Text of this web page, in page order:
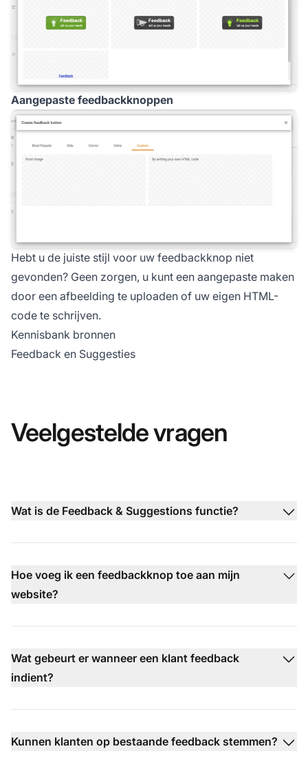
Aangepaste feedbackknoppen
Hebt u de juiste stijl voor uw feedbackknop niet
gevonden? Geen zorgen, u kunt een aangepaste maken
door een afbeelding te uploaden of uw eigen HTML-
code te schrijven.
Kennisbank bronnen
Feedback en Suggesties
Veelgestelde vragen
Wat is de Feedback & Suggestions functie?
Hoe voeg ik een feedbackknop toe aan mijn
website?
Wat gebeurt er wanneer een klant feedback
indient?
Kunnen klanten op bestaande feedback stemmen?